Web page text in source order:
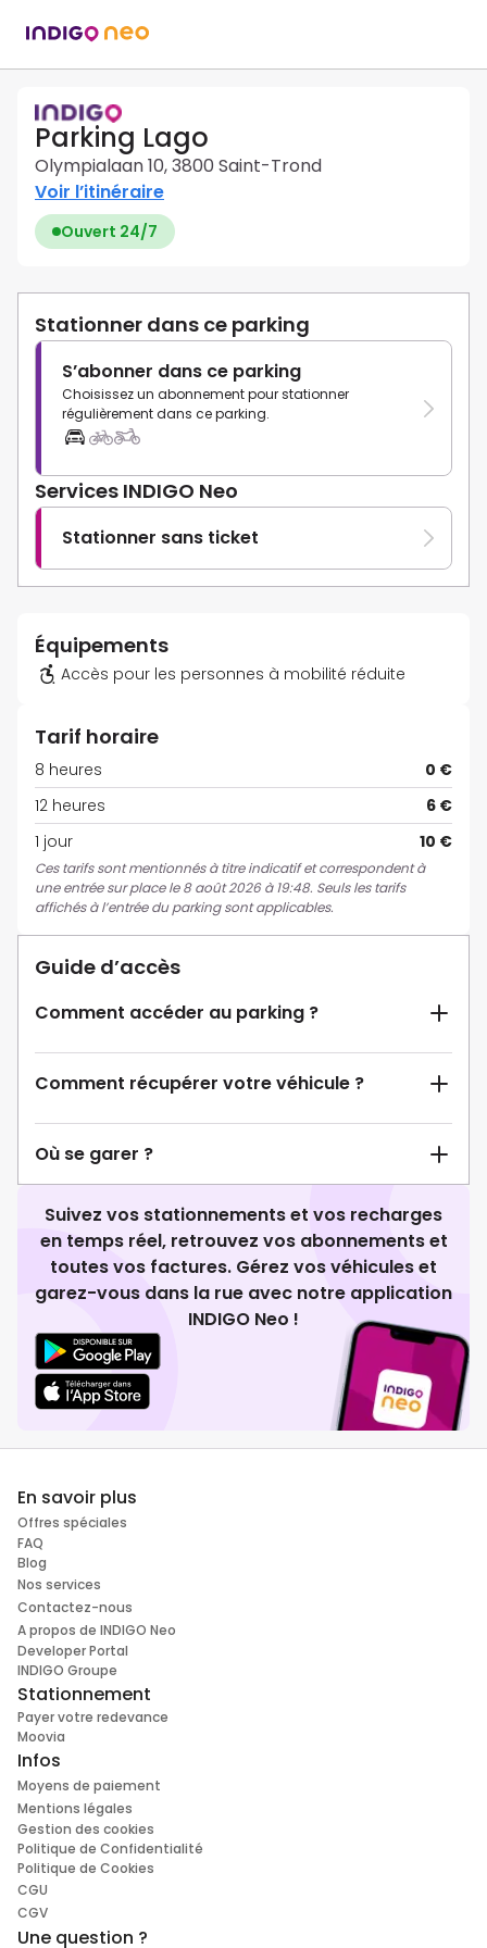
Parking Lago
Olympialaan 10, 3800 Saint-Trond
Voir l’itinéraire
Ouvert 24/7
Stationner dans ce parking
S’abonner dans ce parking
Choisissez un abonnement pour stationner
régulièrement dans ce parking.
Services INDIGO Neo
Stationner sans ticket
Équipements
Accès pour les personnes à mobilité réduite
Tarif horaire
8 heures
0 €
12 heures
6 €
1 jour
10 €
Ces tarifs sont mentionnés à titre indicatif et correspondent à
une entrée sur place le 8 août 2026 à 19:48. Seuls les tarifs
affichés à l’entrée du parking sont applicables.
Guide d’accès
Comment accéder au parking ?
Comment récupérer votre véhicule ?
Où se garer ?
Suivez vos stationnements et vos recharges
en temps réel, retrouvez vos abonnements et
toutes vos factures. Gérez vos véhicules et
garez-vous dans la rue avec notre application
INDIGO Neo !
En savoir plus
Offres spéciales
FAQ
Blog
Nos services
Contactez-nous
A propos de INDIGO Neo
Developer Portal
INDIGO Groupe
Stationnement
Payer votre redevance
Moovia
Infos
Moyens de paiement
Mentions légales
Gestion des cookies
Politique de Confidentialité
Politique de Cookies
CGU
CGV
Une question ?